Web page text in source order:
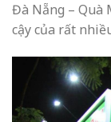
Đà Nẵng – Quà
cậy của rất